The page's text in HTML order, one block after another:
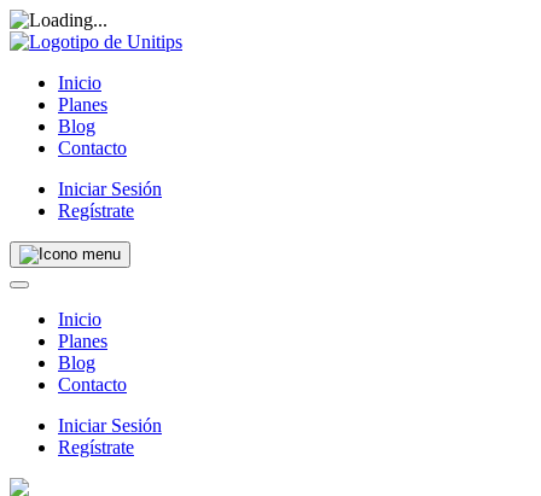
Inicio
Planes
Blog
Contacto
Iniciar Sesión
Regístrate
Inicio
Planes
Blog
Contacto
Iniciar Sesión
Regístrate